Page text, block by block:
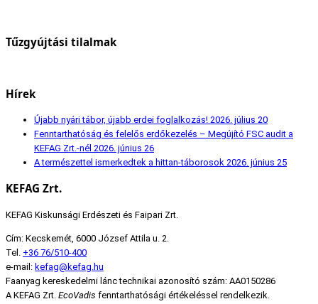
Tűzgyújtási tilalmak
Hírek
Újabb nyári tábor, újabb erdei foglalkozás! 2026. július 20
Fenntarthatóság és felelős erdőkezelés – Megújító FSC audit a
KEFAG Zrt.-nél 2026. június 26
A természettel ismerkedtek a hittan-táborosok 2026. június 25
KEFAG Zrt.
KEFAG Kiskunsági Erdészeti és Faipari Zrt.
Cím: Kecskemét, 6000 József Attila u. 2.
Tel. +36 76/510-400
e-mail: kefag@kefag.hu
Faanyag kereskedelmi lánc technikai azonosító szám: AA0150286
A KEFAG Zrt. EcoVadis fenntarthatósági értékeléssel rendelkezik.